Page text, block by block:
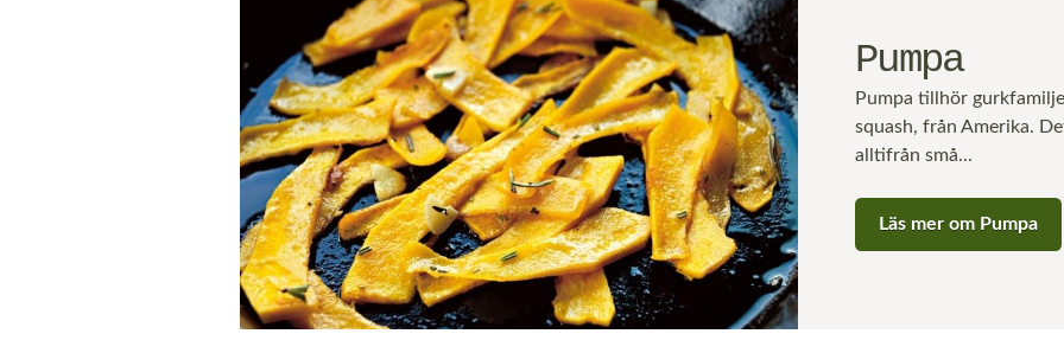
Pumpa
Pumpa tillhör
squash, från Amerika.
alltifrån små...
Läs mer om Pumpa